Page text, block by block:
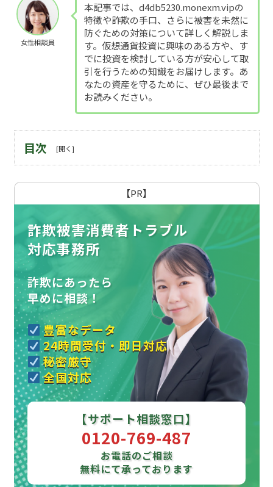
女性相談員
本記事では、d4db5230.monexm.vipの
特徴や詐欺の手口、さらに被害を未然に
防ぐための対策について詳しく解説しま
す。仮想通貨投資に興味のある方や、す
でに投資を検討している方が安心して取
引を行うための知識をお届けします。あ
なたの資産を守るために、ぜひ最後まで
お読みください。
目次
【PR】
詐欺被害消費者トラブル
対応事務所
詐欺にあったら
早めに相談！
豊富なデータ
24時間受付・即日対応
秘密厳守
全国対応
【サポート相談窓口】
0120-769-487
お電話のご相談
無料にて承っております